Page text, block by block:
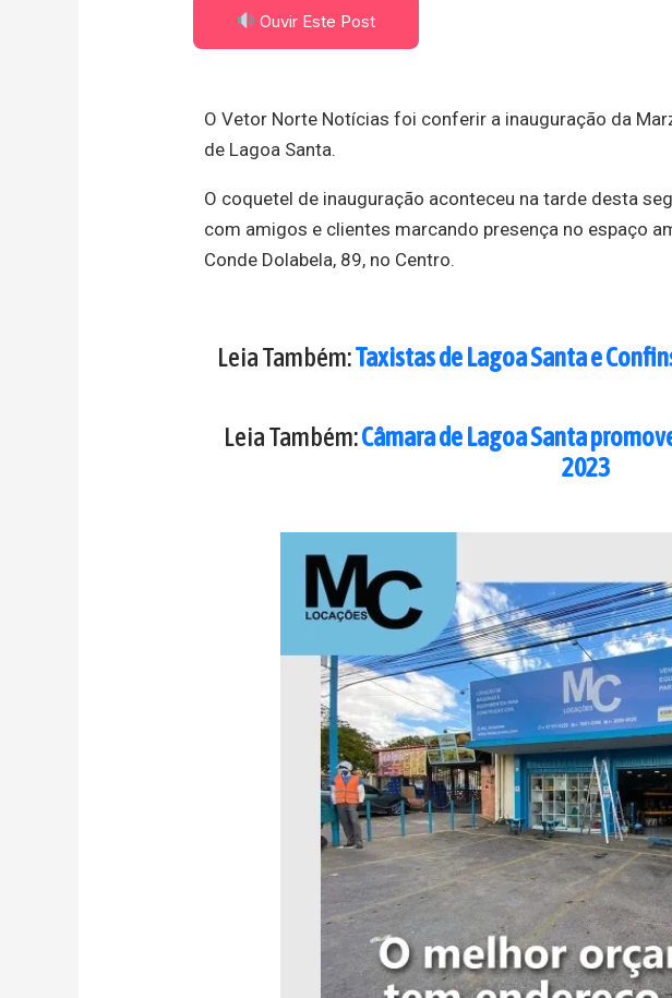
Ouvir Este Post
O Vetor Norte Notícias foi conferir a inauguração da
de Lagoa Santa.
O coquetel de inauguração aconteceu na tarde desta
com amigos e clientes marcando presença no espaço
Conde Dolabela, 89, no Centro.
Leia Também:Taxistas de Lagoa Santa e
Leia Também:Câmara de Lagoa Santa
2023